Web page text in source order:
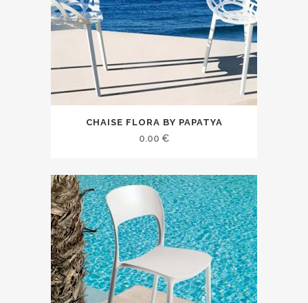
CHAISE FLORA BY PAPATYA
0.00 €